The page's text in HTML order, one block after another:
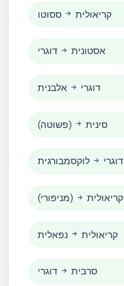
קריאולית ססוטו
אסטונית דוגרי
דוגרי אלבנית
(פשוטה) סינית
דוגרי לוקסמבורגית
קריאולית (מניפורי)
קריאולית נפאלית
סרבית דוגרי